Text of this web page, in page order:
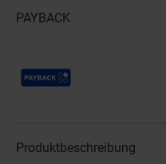
PAYBACK
Payback Punkte
Produktbeschreibung